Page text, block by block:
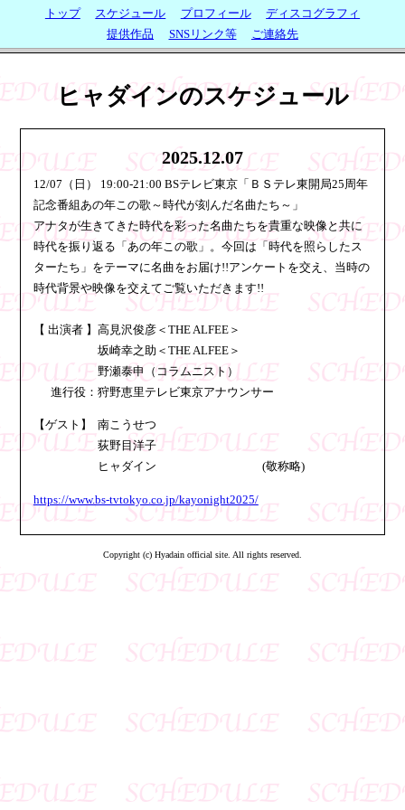
トップ スケジュール プロフィール
ディスコグラフィ
提供作品
SNSリンク等 ご連絡先
ヒャダインのスケジュール
2025.12.07
12/07（日） 19:00-21:00 BSテレビ東京「ＢＳテレ東開局25周年
記念番組あの年この歌～時代が刻んだ名曲たち～」
アナタが生きてきた時代を彩った名曲たちを貴重な映像と共に
時代を振り返る「あの年この歌」。今回は「時代を照らしたス
ターたち」をテーマに名曲をお届け!!アンケートを交え、当時の
時代背景や映像を交えてご覧いただきます!!
【 出演者 】高見沢俊彦＜THE ALFEE＞
坂崎幸之助＜THE ALFEE＞
野瀬泰申（コラムニスト）
進行役：狩野恵里テレビ東京アナウンサー
【ゲスト】 南こうせつ
荻野目洋子
ヒャダイン (敬称略)
https://www.bs-tvtokyo.co.jp/kayonight2025/
Copyright (c) Hyadain official site. All rights reserved.